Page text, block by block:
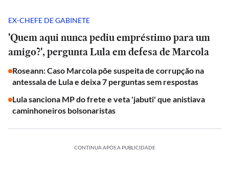
EX-CHEFE DE GABINETE
'Quem aqui nunca pediu empréstimo para um
amigo?', pergunta Lula em defesa de Marcola
Roseann: Caso Marcola põe suspeita de corrupção na
antessala de Lula e deixa 7 perguntas sem respostas
Lula sanciona MP do frete e veta 'jabuti' que anistiava
caminhoneiros bolsonaristas
CONTINUA APÓS A PUBLICIDADE